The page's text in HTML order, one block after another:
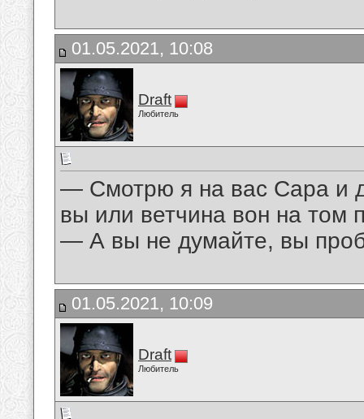
01.05.2021, 10:08
Draft
Любитель
— Смотрю я на вас Сара и
вы или ветчина вон на том
— А вы не думайте, вы
01.05.2021, 10:09
Draft
Любитель